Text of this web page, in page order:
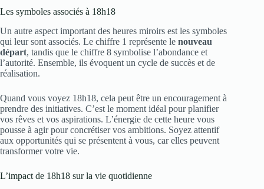
Les symboles associés à 18h18
Un autre aspect important des heures miroirs est les symboles
qui leur sont associés. Le chiffre 1 représente le nouveau
départ, tandis que le chiffre 8 symbolise l’abondance et
l’autorité. Ensemble, ils évoquent un cycle de succès et de
réalisation.
Quand vous voyez 18h18, cela peut être un encouragement à
prendre des initiatives. C’est le moment idéal pour planifier
vos rêves et vos aspirations. L’énergie de cette heure vous
pousse à agir pour concrétiser vos ambitions. Soyez attentif
aux opportunités qui se présentent à vous, car elles peuvent
transformer votre vie.
L’impact de 18h18 sur la vie quotidienne